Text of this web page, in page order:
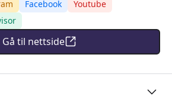
Facebook
Youtube
Gå til nettside